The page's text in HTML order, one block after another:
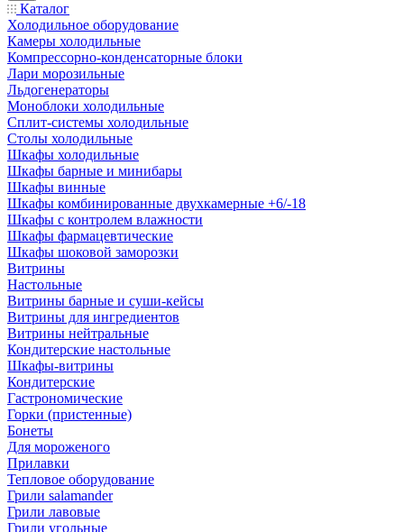
Каталог
Холодильное оборудование
Камеры холодильные
Компрессорно-конденсаторные блоки
Лари морозильные
Льдогенераторы
Моноблоки холодильные
Сплит-системы холодильные
Столы холодильные
Шкафы холодильные
Шкафы барные и минибары
Шкафы винные
Шкафы комбинированные двухкамерные +6/-18
Шкафы с контролем влажности
Шкафы фармацевтические
Шкафы шоковой заморозки
Витрины
Настольные
Витрины барные и суши-кейсы
Витрины для ингредиентов
Витрины нейтральные
Кондитерские настольные
Шкафы-витрины
Кондитерские
Гастрономические
Горки (пристенные)
Бонеты
Для мороженого
Прилавки
Тепловое оборудование
Грили salamander
Грили лавовые
Грили угольные